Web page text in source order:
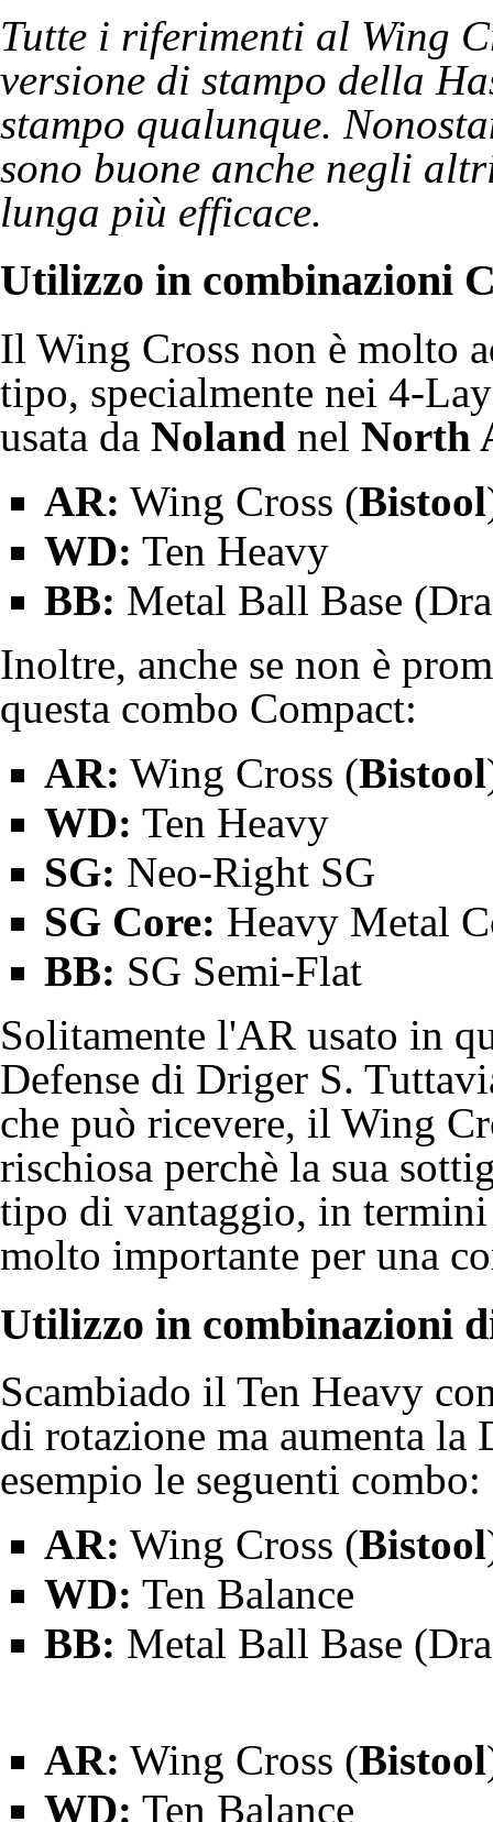
Tutte i riferimenti al Wing
versione di stampo della
stampo qualunque.
sono buone anche negli
lunga più efficace.
Utilizzo in combinazioni
Il Wing Cross non è molto
tipo, specialmente nei 4-
usata da Noland nel North
AR: Wing Cross (Bistool
WD: Ten Heavy
BB: Metal Ball Base (
Inoltre, anche se non è
questa combo Compact:
AR: Wing Cross (Bistool
WD: Ten Heavy
SG: Neo-Right SG
SG Core: Heavy Metal
BB: SG Semi-Flat
Solitamente l'AR usato in
Defense di Driger S.
che può ricevere, il Wing
rischiosa perchè la sua
tipo di vantaggio, in
molto importante per una
Utilizzo in combinazioni
Scambiado il Ten Heavy
di rotazione ma aumenta la
esempio le seguenti combo:
AR: Wing Cross (Bistool
WD: Ten Balance
BB: Metal Ball Base (
AR: Wing Cross (Bistool
WD: Ten Balance